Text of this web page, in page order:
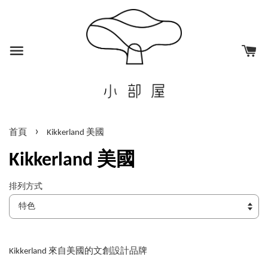
首頁 › Kikkerland 美國
Kikkerland 美國
排列方式
Kikkerland 來自美國的文創設計品牌